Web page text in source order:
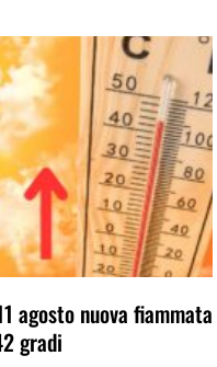
agosto nuova fiammata
gradi